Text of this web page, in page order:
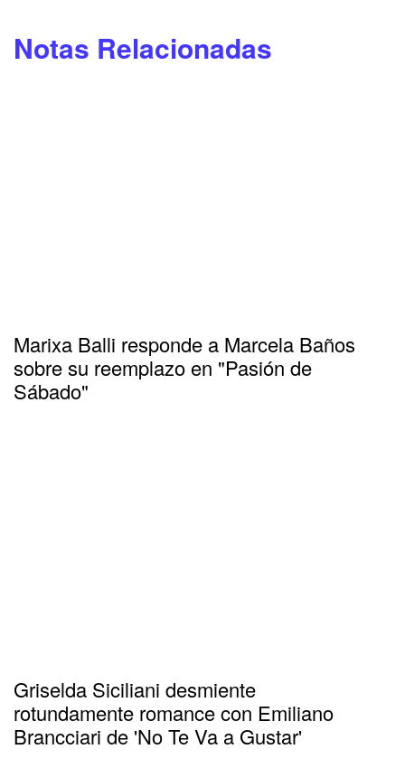
Notas Relacionadas
Marixa Balli responde a Marcela Baños
sobre su reemplazo en "Pasión de
Sábado"
Griselda Siciliani desmiente
rotundamente romance con Emiliano
Brancciari de 'No Te Va a Gustar'